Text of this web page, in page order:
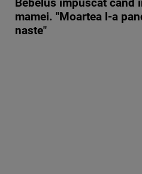
Bebelus impuscat cand
mamei. "Moartea l-a
naste"